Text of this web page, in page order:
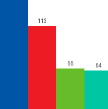
113
66 64